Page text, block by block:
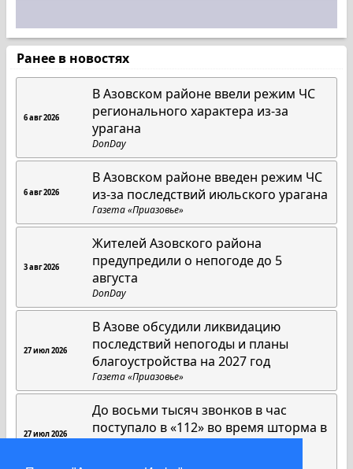
Ранее в новостях
6 авг 2026
В Азовском районе ввели режим ЧС
регионального характера из-за
урагана
DonDay
6 авг 2026
В Азовском районе введен режим ЧС
из-за последствий июльского урагана
Газета «Приазовье»
3 авг 2026
Жителей Азовского района
предупредили о непогоде до 5
августа
DonDay
27 июл 2026
В Азове обсудили ликвидацию
последствий непогоды и планы
благоустройства на 2027 год
Газета «Приазовье»
27 июл 2026
До восьми тысяч звонков в час
поступало в «112» во время шторма в